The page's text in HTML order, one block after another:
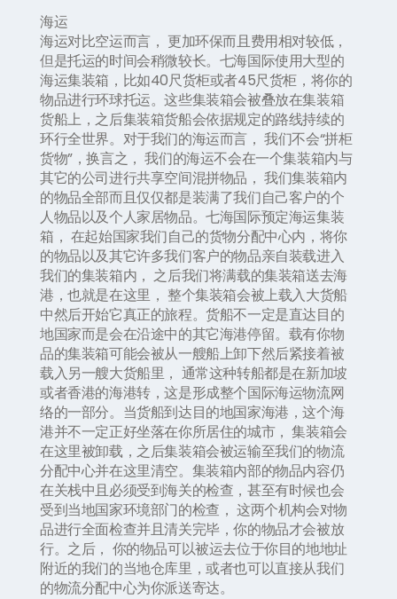
海运
海运对比空运而言， 更加环保而且费用相对较低，
但是托运的时间会稍微较长。七海国际使用大型的
海运集装箱，比如40尺货柜或者45尺货柜，将你的
物品进行环球托运。这些集装箱会被叠放在集装箱
货船上，之后集装箱货船会依据规定的路线持续的
环行全世界。对于我们的海运而言， 我们不会“拼柜
货物”，换言之， 我们的海运不会在一个集装箱内与
其它的公司进行共享空间混拼物品， 我们集装箱内
的物品全部而且仅仅都是装满了我们自己客户的个
人物品以及个人家居物品。七海国际预定海运集装
箱， 在起始国家我们自己的货物分配中心内，将你
的物品以及其它许多我们客户的物品亲自装载进入
我们的集装箱内， 之后我们将满载的集装箱送去海
港，也就是在这里， 整个集装箱会被上载入大货船
中然后开始它真正的旅程。货船不一定是直达目的
地国家而是会在沿途中的其它海港停留。载有你物
品的集装箱可能会被从一艘船上卸下然后紧接着被
载入另一艘大货船里， 通常这种转船都是在新加坡
或者香港的海港转，这是形成整个国际海运物流网
络的一部分。当货船到达目的地国家海港，这个海
港并不一定正好坐落在你所居住的城市， 集装箱会
在这里被卸载，之后集装箱会被运输至我们的物流
分配中心并在这里清空。集装箱内部的物品内容仍
在关栈中且必须受到海关的检查，甚至有时候也会
受到当地国家环境部门的检查， 这两个机构会对物
品进行全面检查并且清关完毕，你的物品才会被放
行。之后， 你的物品可以被运去位于你目的地地址
附近的我们的当地仓库里，或者也可以直接从我们
的物流分配中心为你派送寄达。